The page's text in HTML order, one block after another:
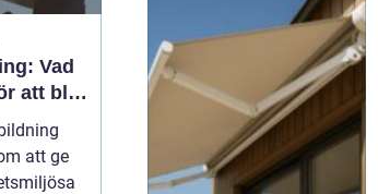
Vad
att bli
att ge
och verksamheter. Fokus
ligger på fysisk säkerhet:
väggar, dörrar, glas, p...